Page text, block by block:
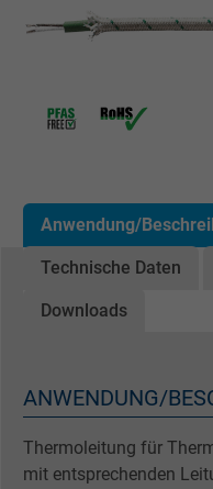
Anwendung/
Technische Daten
Downloads
ANWENDUNG/
Thermoleitung für
mit entsprechenden